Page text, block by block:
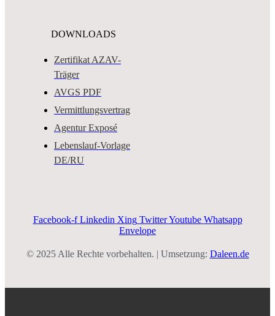
DOWNLOADS
Zertifikat AZAV-
Träger
AVGS PDF
Vermittlungsvertrag
Agentur Exposé
Lebenslauf-Vorlage
DE/RU
Facebook-f Linkedin Xing Twitter Youtube Whatsapp
Envelope
© 2025 Alle Rechte vorbehalten. | Umsetzung: Daleen.de